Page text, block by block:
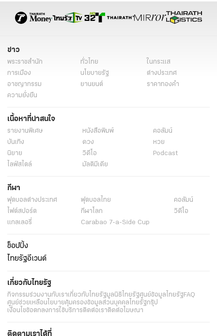
ข่าว
พระราชสำนัก ทั่วไทย
ในกระแส
การเมือง
นโยบายรัฐ
ต่างประเทศ
อาชญากรรม
ยานยนต์
ราคาทองคำ
ความยั่งยืน
เนื้อหาที่น่าสนใจ
รายงานพิเศษ หนังสือพิมพ์
คอลัมน์
บันเทิง
ดวง
หวย
นิยาย
วิดีโอ
Podcast
ไลฟ์สไตล์
มัลติมีเดีย
กีฬา
ฟุตบอลต่่างประเทศ ฟุตบอลไทย
คอลัมน์
ไฟต์สปอร์ต
กีฬาโลก
วิดีโอ
แกลเลอรี่
Carabao 7-a-Side Cup
ช็อปปิ้ง
ไทยรัฐอีเวนต์
เกี่ยวกับไทยรัฐ
กิจกรรมร่วมงานกับเราเกี่ยวกับไทยรัฐมูลนิธิไทยรัฐศูนย์ข้อมูลไทยรัฐFAQ
ศูนย์ช่วยเหลือนโยบายคุ้มครองข้อมูลส่วนบุคคลไทยรัฐกรุ๊ป
เงื่อนไขข้อตกลงการใช้บริการติดต่อเราติดต่อโฆษณา
ติดตามเราได้ที่